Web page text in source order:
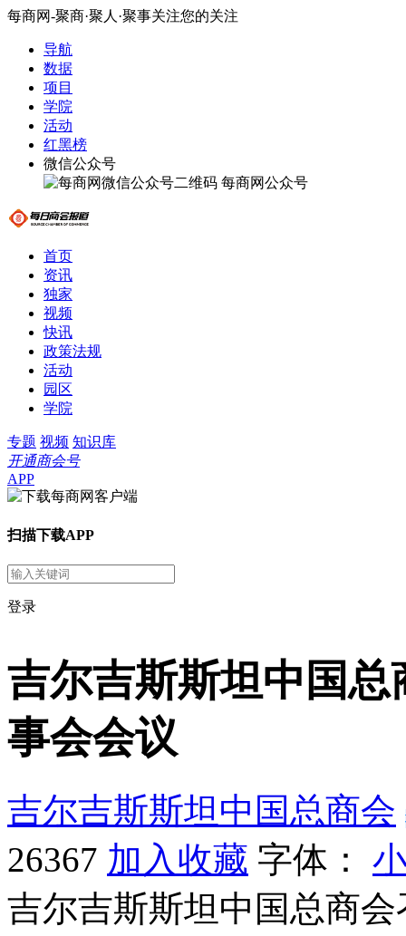
每商网-聚商·聚人·聚事关注您的关注
导航
数据
项目
学院
活动
红黑榜
微信公众号
每商网公众号
首页
资讯
独家
视频
快讯
政策法规
活动
园区
学院
专题 视频 知识库
开通商会号
APP
扫描下载APP
登录
吉尔吉斯斯坦中国总
事会会议
吉尔吉斯斯坦中国总商会
26367 加入收藏 字体：
吉尔吉斯斯坦中国总商